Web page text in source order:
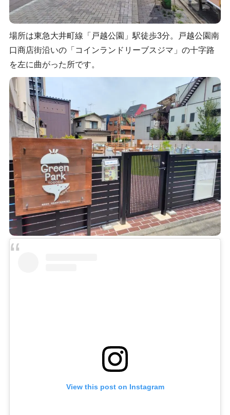
場所は東急大井町線「戸越公園」駅徒歩3分。戸越公園南
口商店街沿いの「コインランドリーブスジマ」の十字路
を左に曲がった所です。
View this post on Instagram